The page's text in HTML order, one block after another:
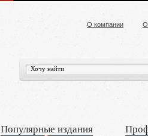
О компании
Популярные издания